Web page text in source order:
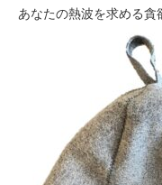
あなたの熱波を求める